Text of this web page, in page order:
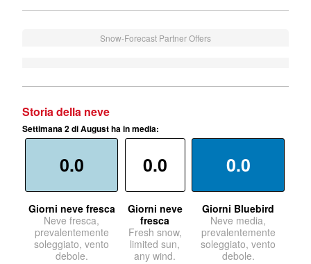
Snow-Forecast Partner Offers
Storia della neve
Settimana 2 di August ha in media:
0.0
Giorni neve fresca
Neve fresca,
prevalentemente
soleggiato, vento
debole.
0.0
Giorni neve
fresca
Fresh snow,
limited sun,
any wind.
0.0
Giorni Bluebird
Neve media,
prevalentemente
soleggiato, vento
debole.